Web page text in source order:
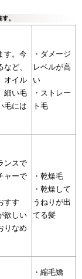
す。今
ど、
オイル
細い毛
毛には
・ダメージ
レベルが高
い
・ストレー
ト毛
ンスで
ャーで
すす
欲しい
りなめ
・乾燥毛
・乾燥して
うねりが出
てる髪
・縮毛矯